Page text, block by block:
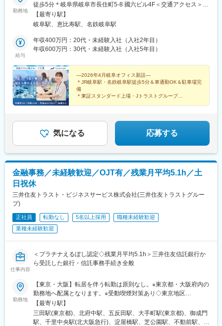
勤務地
徒歩5分＊岐阜県岐阜市長住町5-8 國六ビル4F＜交通アクセス＞・
JR「岐阜駅」より徒歩5分・名古屋鉄道「名鉄岐阜駅」より徒歩5
分※転勤なし※マイカー通勤OK・駐車場完備（岐阜オフィスのみ）
ーデンプレイスタワー7F＜交通アクセス＞・JR各線「恵比寿駅」
より徒歩約5分（恵比寿スカイウォーク直結）・東京メトロ日比谷
阜オフィスはJR岐阜駅・名鉄岐阜駅から歩いて徒歩5分の場所に
あり、交通アクセスも抜群。また駐車場も完備していることから
マイカーで通勤される方も少なくありません。電車通勤派も自動
車通勤派も、どちらも快適に通勤することができます。※基本的に
は岐阜オフィスでの勤務を予定しております
【最寄り駅】
岐阜駅、恵比寿駅、名鉄岐阜駅
給与
年収400万円：20代・未経験入社（入社2年目）
年収600万円：30代・未経験入社（入社5年目）
―2026年4月岐阜オフィス新設―
＊JR岐阜駅・名鉄岐阜駅徒歩5分＆車通勤OK＆駐車場完
備
＊東証スタンダード上場・Jトラストグループ
気になる 応募する
金融事務／未経験歓迎／OJT有／残業月平均5.1h／土
日祝休
三井住友トラスト・ビジネスサービス株式会社(三井住友トラストグルー
プ)
正社員 転勤なし 5名以上採用
職種未経験歓迎
業種未経験歓迎
仕事内容
＜プラチナえるぼし認定◇残業月平均5.1h＞三井住友信託銀行か
ら受託した銀行・信託事務手続き全般
勤務地
【東京・大阪】転居を伴う転勤は原則なし。※東京都・大阪府内の
勤務地へ配属となります。※受動喫煙対策あり◇東京地区
◇━━━…●芝オフィス／東京都港区芝3-33-1●府中オフィス／東
京都府中市日鋼町1-10●品川オフィス／東京都品川区西五反田7-
10-4●丸の内オフィス／東京都千代田区丸の内1-4-1 ●御成門オフ
【最寄り駅】
三田駅(東京都)、北府中駅、五反田駅、大手町駅(東京都)、御成門
駅、千里中央駅(北大阪急行)、淀屋橋駅、芝公園駅、不動前駅、東